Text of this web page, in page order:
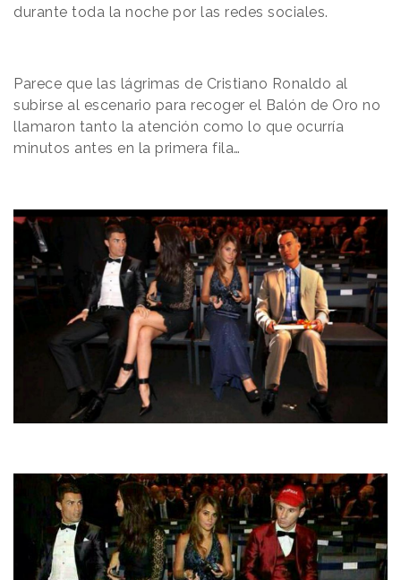
durante toda la noche por las redes sociales.
Parece que las lágrimas de Cristiano Ronaldo al
subirse al escenario para recoger el Balón de Oro no
llamaron tanto la atención como lo que ocurría
minutos antes en la primera fila…